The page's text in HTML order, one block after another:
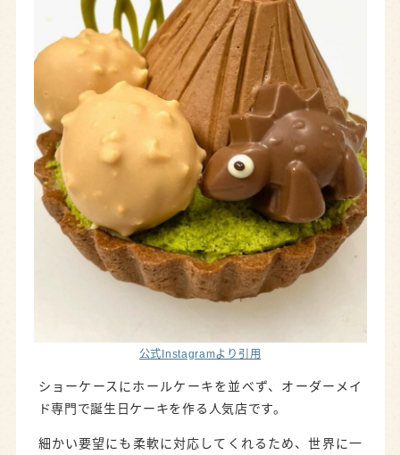
公式Instagramより引用
ショーケースにホールケーキを並べず、オーダーメイ
ド専門で誕生日ケーキを作る人気店です。
細かい要望にも柔軟に対応してくれるため、世界に一
ジモエルの新着記事や地元応援情報をイ
チ早くお届けするメールマガジンです！
登録】をクリックすると仮登録メール
本登録リンクをクリックすれば購読完
了です！